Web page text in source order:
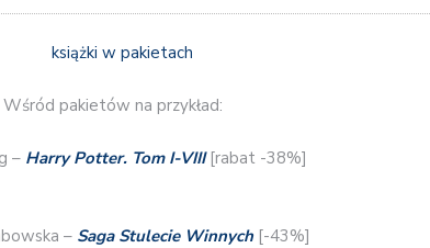
Wśród pakietów na przykład:
– Harry Potter. Tom I-VIII[rabat -38%]
– Saga Stulecie Winnych[-43%]